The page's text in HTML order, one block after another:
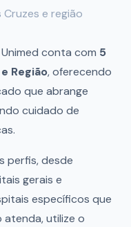
e região
conta com 5
Região, oferecendo
que abrange
cuidado de
perfis, desde
gerais e
específicos que
atenda, utilize o